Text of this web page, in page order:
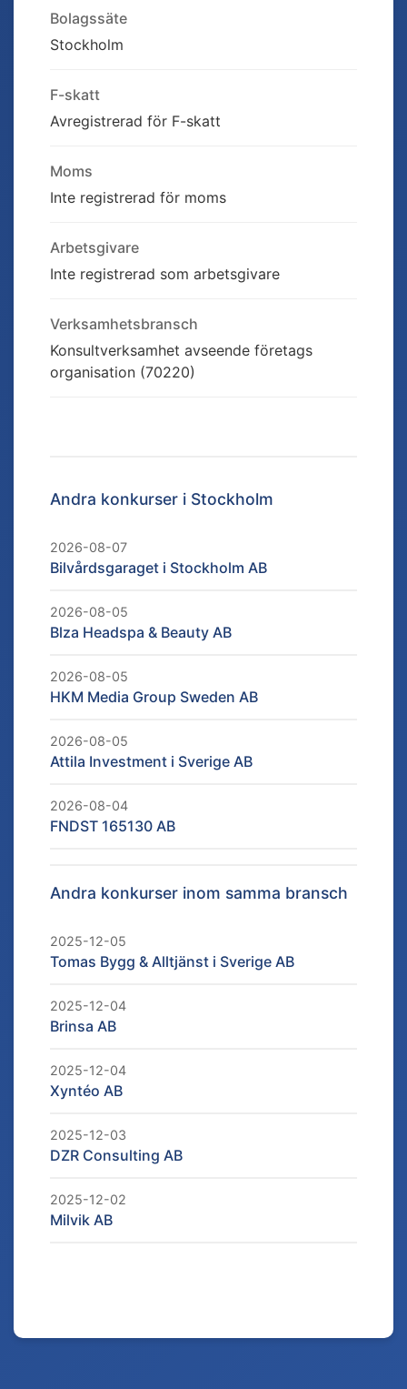
Bolagssäte
Stockholm
F-skatt
Avregistrerad för F-skatt
Moms
Inte registrerad för moms
Arbetsgivare
Inte registrerad som arbetsgivare
Verksamhetsbransch
Konsultverksamhet avseende företags
organisation (70220)
Andra konkurser i Stockholm
2026-08-07
Bilvårdsgaraget i Stockholm AB
2026-08-05
Blza Headspa & Beauty AB
2026-08-05
HKM Media Group Sweden AB
2026-08-05
Attila Investment i Sverige AB
2026-08-04
FNDST 165130 AB
Andra konkurser inom samma bransch
2025-12-05
Tomas Bygg & Alltjänst i Sverige AB
2025-12-04
Brinsa AB
2025-12-04
Xyntéo AB
2025-12-03
DZR Consulting AB
2025-12-02
Milvik AB